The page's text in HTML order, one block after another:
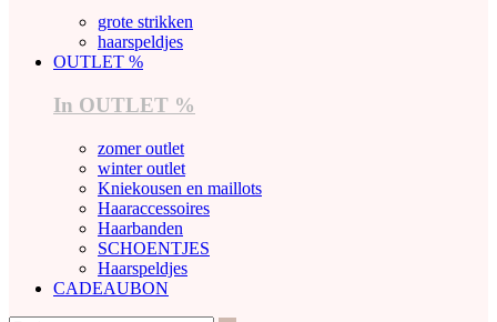
grote strikken
haarspeldjes
OUTLET %
In OUTLET %
zomer outlet
winter outlet
Kniekousen en maillots
Haaraccessoires
Haarbanden
SCHOENTJES
Haarspeldjes
CADEAUBON